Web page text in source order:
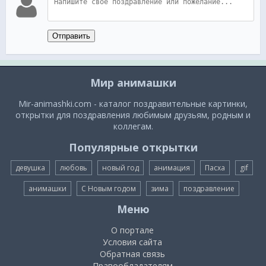
Отправить
Мир анимашки
Mir-animashki.com - каталог поздравительные картинки,
открытки для поздравления любимым друзьям, родным и
коллегам.
Популярные открытки
девушка любовь новый год анимация Пасха gif
анимашки С Новым годом зима поздравление
Меню
О портале
Условия сайта
Обратная связь